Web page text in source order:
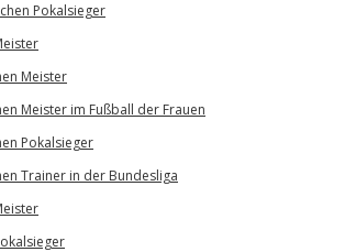
Pokalsieger
Meister
Meister im Fußball der Frauen
Pokalsieger
Trainer in der Bundesliga